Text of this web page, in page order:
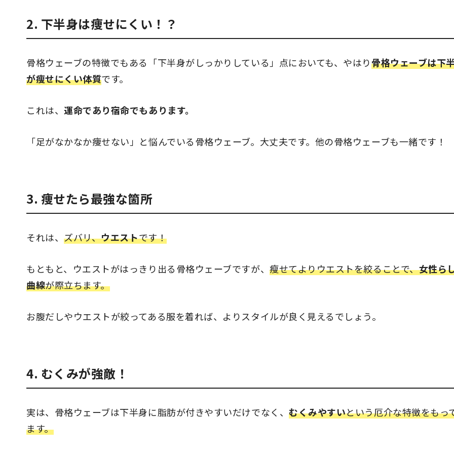
2. 下半身は痩せにくい！？
骨格ウェーブの特徴でもある「下半身がしっかりしている」点においても、やはり骨格ウェーブは下
が瘦せにくい体質です。
これは、 運命であり宿命でもあります。
「足がなかなか痩せない」と悩んでいる骨格ウェーブ。大丈夫です。他の骨格ウェーブも一緒です！
3. 痩せたら最強な箇所
それは、ズバリ、ウエストです！
もともと、ウエストがはっきり出る骨格ウェーブですが、瘦せてよりウエストを絞ることで、女性ら
曲線が際立ちます。
お腹だしやウエストが絞ってある服を着れば、よりスタイルが良く見えるでしょう。
4. むくみが強敵！
実は、骨格ウェーブは下半身に脂肪が付きやすいだけでなく、むくみやすいという厄介な特徴をもっ
ます。